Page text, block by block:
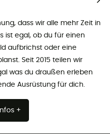
dass wir alle mehr Zeit in
ist egal, ob du für einen
aufbrichst oder eine
Seit 2015 teilen wir
was du draußen erleben
Ausrüstung für dich.
+